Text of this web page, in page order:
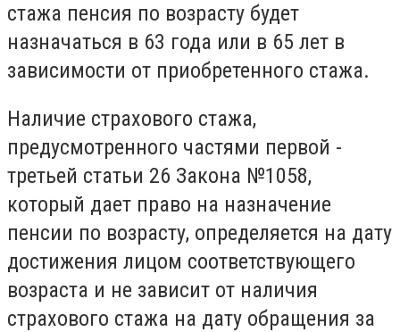
стажа пенсия по возрасту будет
назначаться в 63 года или в 65 лет в
зависимости от приобретенного стажа.
Наличие страхового стажа,
предусмотренного частями первой -
третьей статьи 26 Закона №1058,
который дает право на назначение
пенсии по возрасту, определяется на дату
достижения лицом соответствующего
возраста и не зависит от наличия
страхового стажа на дату обращения за